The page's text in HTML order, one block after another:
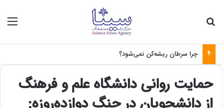
چرا سرطان ریشه‌کن نمی‌شود؟
حمایت روانی دانشگاه علم و فرهنگ